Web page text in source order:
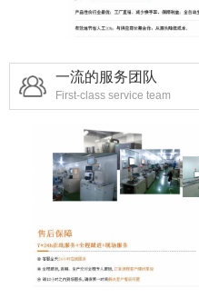
一流的服务团队
First-class service team